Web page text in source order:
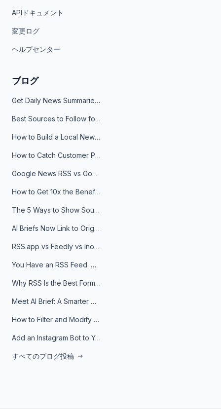
APIドキュメント
変更ログ
ヘルプセンター
ブログ
Get Daily News Summaries About Any Topic in Telegram, Discord, Slack, and Email
Best Sources to Follow for Crypto News in Your Reader (2026)
How to Build a Local News Hub That Updates Itself
How to Catch Customer Problems Before They Become Support Tickets
Google News RSS vs Google Alerts: Which Is Better for News Monitoring?
How to Get 10x the Benefits of Google Alerts
The 5 Ways to Show Sources in Your AI Brief, And When to Use Each
AI Briefs Now Link to Original Sources. Here's Why It Matters
RSS.app vs Feedly vs Inoreader: Which One Is Actually Right for You?
You Have an RSS Feed. Now What?
Why RSS Is the Best Format for AI Agents in 2026
Meet AI Brief: A Smarter Way to Stay on Top of Information
How to Filter and Modify RSS Feeds
Add an Instagram Bot to Your Telegram Channel, Group, or Topic
すべてのブログ投稿